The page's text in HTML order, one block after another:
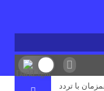
همزمان با تردد